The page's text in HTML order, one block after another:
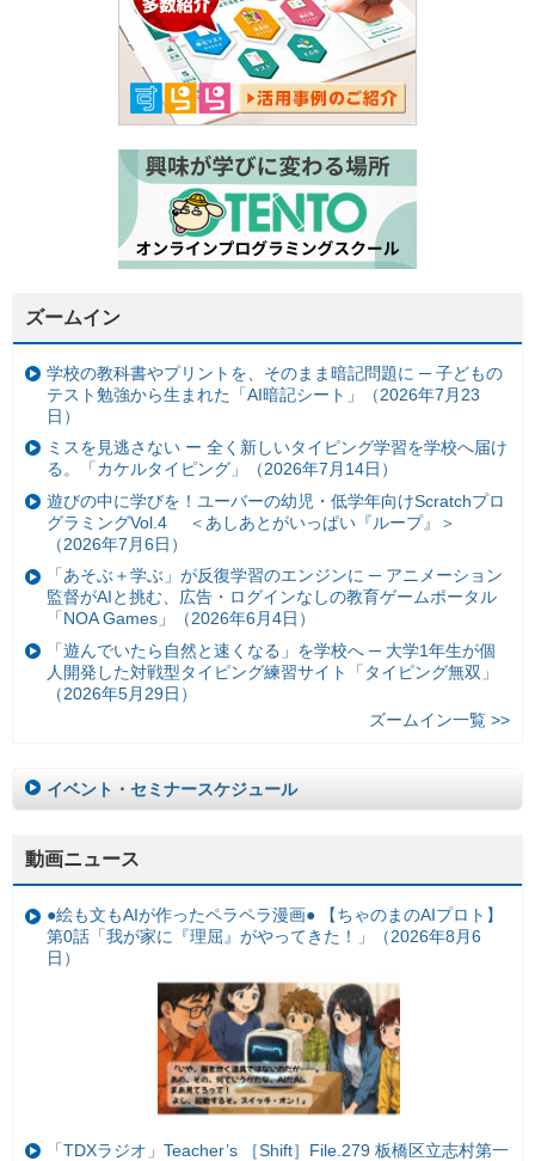
ズームイン
学校の教科書やプリントを、そのまま暗記問題に ─ 子どもの
テスト勉強から生まれた「AI暗記シート」（2026年7月23
日）
ミスを見逃さない ー 全く新しいタイピング学習を学校へ届け
る。「カケルタイピング」（2026年7月14日）
遊びの中に学びを！ユーバーの幼児・低学年向けScratchプロ
グラミングVol.4 ＜あしあとがいっぱい『ループ』＞
（2026年7月6日）
「あそぶ＋学ぶ」が反復学習のエンジンに ─ アニメーション
監督がAIと挑む、広告・ログインなしの教育ゲームポータル
「NOA Games」（2026年6月4日）
「遊んでいたら自然と速くなる」を学校へ ─ 大学1年生が個
人開発した対戦型タイピング練習サイト「タイピング無双」
（2026年5月29日）
ズームイン一覧 >>
イベント・セミナースケジュール
動画ニュース
●絵も文もAIが作ったペラペラ漫画● 【ちゃのまのAIプロト】
第0話「我が家に『理屈』がやってきた！」（2026年8月6
日）
「TDXラジオ」Teacher’s ［Shift］File.279 板橋区立志村第一